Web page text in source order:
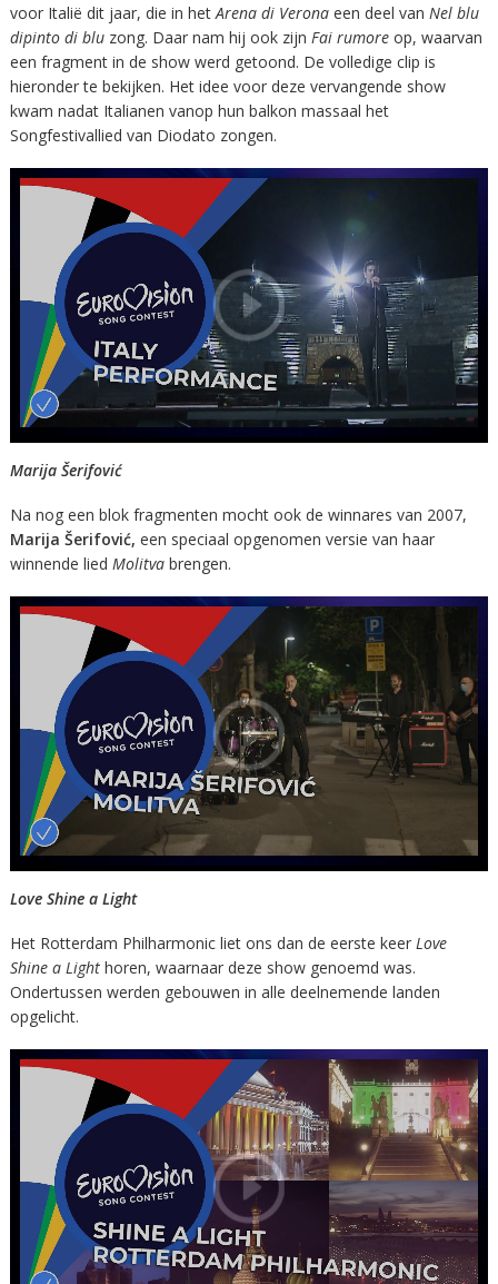
voor Italië dit jaar, die in het Arena di Veronaeen deel van Nel blu
dipinto di blu zong. Daar nam hij ook zijn Fai rumoreop, waarvan
een fragment in de show werd getoond. De volledige clip is
hieronder te bekijken. Het idee voor deze vervangende show
kwam nadat Italianen vanop hun balkon massaal het
Songfestivallied van Diodato zongen.
Marija Šerifović
Na nog een blok fragmenten mocht ook de winnares van 2007,
Marija Šerifović, een speciaal opgenomen versie van haar
winnende lied Molitva brengen.
Love Shine a Light
Het Rotterdam Philharmonic liet ons dan de eerste keer Love
Shine a Lighthoren, waarnaar deze show genoemd was.
Ondertussen werden gebouwen in alle deelnemende landen
opgelicht.